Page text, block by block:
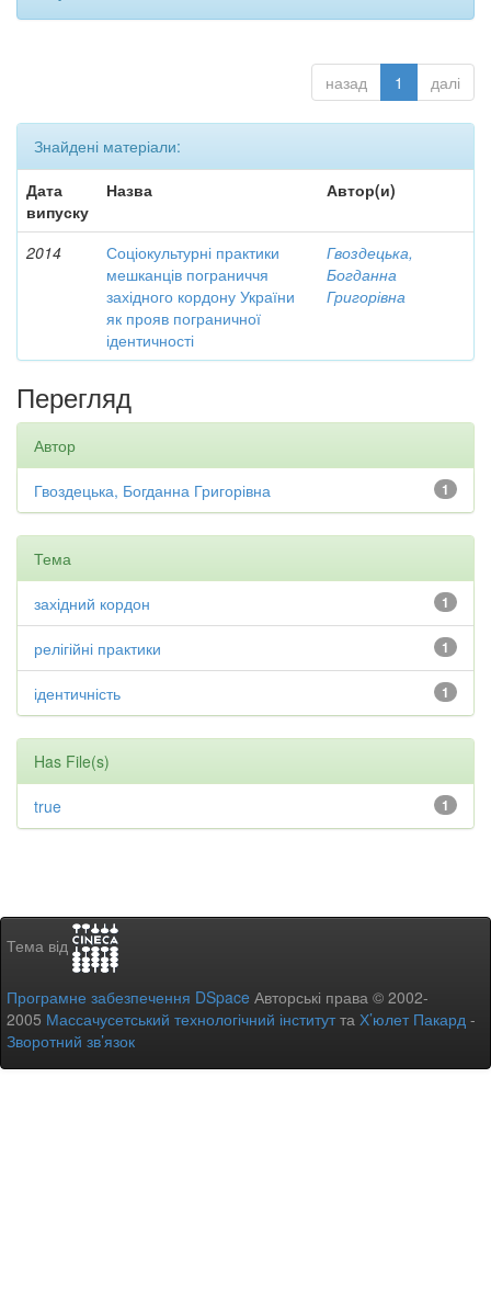
назад 1 далі
Знайдені матеріали:
Дата
випуску
Назва Автор(и)
2014
Соціокультурні практики
мешканців пограниччя
західного кордону України
як прояв пограничної
ідентичності
Гвоздецька,
Богданна
Григорівна
Перегляд
Автор
1
Гвоздецька, Богданна Григорівна
Тема
1
західний кордон
1
релігійні практики
1
ідентичність
Has File(s)
1
true
Тема від
Програмне забезпечення DSpace Авторські права © 2002-
2005 Массачусетський технологічний інститутта Х’юлет Пакард -
Зворотний зв’язок